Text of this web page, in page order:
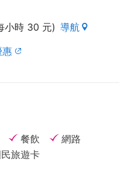
小時 30 元) 導航
惠
餐飲
網路
旅遊卡